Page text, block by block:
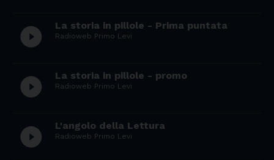
play_circle_filled La storia in pillole - Prima puntata
Radioweb Primo Levi
play_circle_filled La storia in pillole - promo
Radioweb Primo Levi
play_circle_filled L'angolo della Lettura
Radioweb Primo Levi